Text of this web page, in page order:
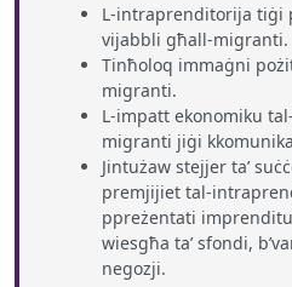
L-intraprenditorija tiġi
vijabbli għall-migranti.
Tinħoloq immaġni
migranti.
L-impatt ekonomiku
migranti jiġi
Jintużaw stejjer ta’
premjijiet tal-
ppreżentati
wiesgħa ta’ sfondi,
negozji.